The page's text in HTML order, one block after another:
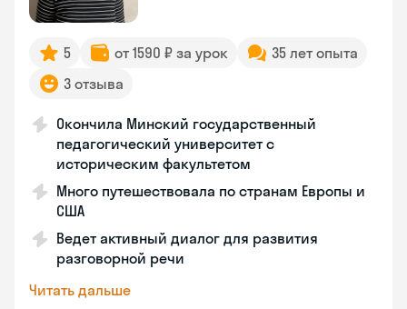
5 от 1590 ₽ за урок
35 лет опыта
3 отзыва
Окончила Минский государственный
педагогический университет с
историческим факультетом
Много путешествовала по странам Европы и
США
Ведет активный диалог для развития
разговорной речи
Читать дальше